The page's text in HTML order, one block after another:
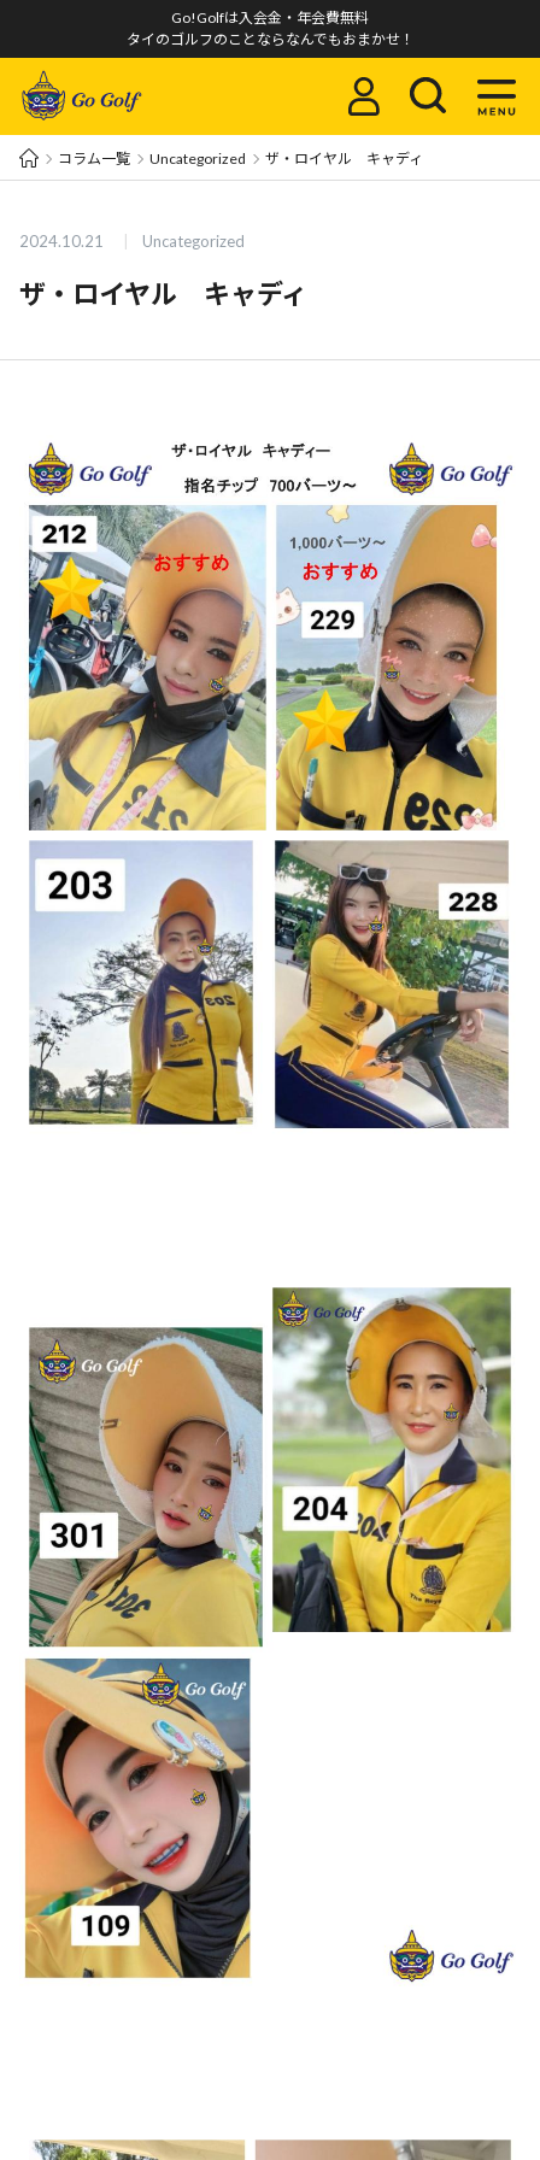
Go!Golfは入会金・年会費無料
タイのゴルフのことならなんでもおまかせ！
コラム一覧 Uncategorized ザ・ロイヤル キャディ
2024.10.21 Uncategorized
ザ・ロイヤル キャディ